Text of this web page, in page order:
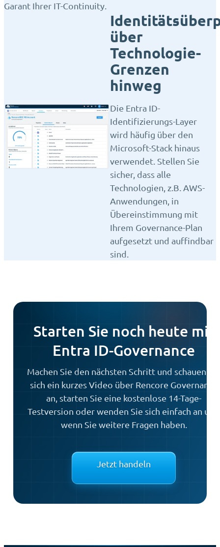
Garant Ihrer IT-Continuity.
über
Technologie-
Grenzen
hinweg
Die Entra ID-
Identifizierungs-Layer
wird häufig über den
Microsoft-Stack hinaus
verwendet. Stellen Sie
sicher, dass alle
Technologien, z.B. AWS-
Anwendungen, in
Übereinstimmung mit
Ihrem Governance-Plan
aufgesetzt und auffindbar
sind.
Starten Sie noch heute mit
Entra ID-Governance
Machen Sie den nächsten Schritt und schauen Sie
sich ein kurzes Video über Rencore Governance
an, starten Sie eine kostenlose 14-Tage-
Testversion oder wenden Sie sich einfach an uns,
wenn Sie weitere Fragen haben.
Jetzt handeln